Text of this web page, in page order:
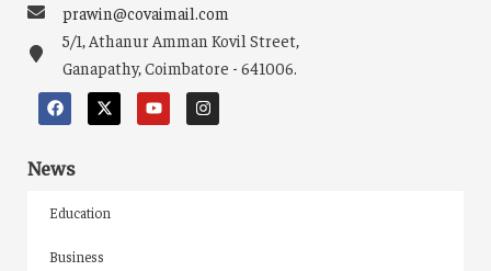
prawin@covaimail.com
5/1, Athanur Amman Kovil Street,
Ganapathy, Coimbatore - 641006.
News
Education
Business